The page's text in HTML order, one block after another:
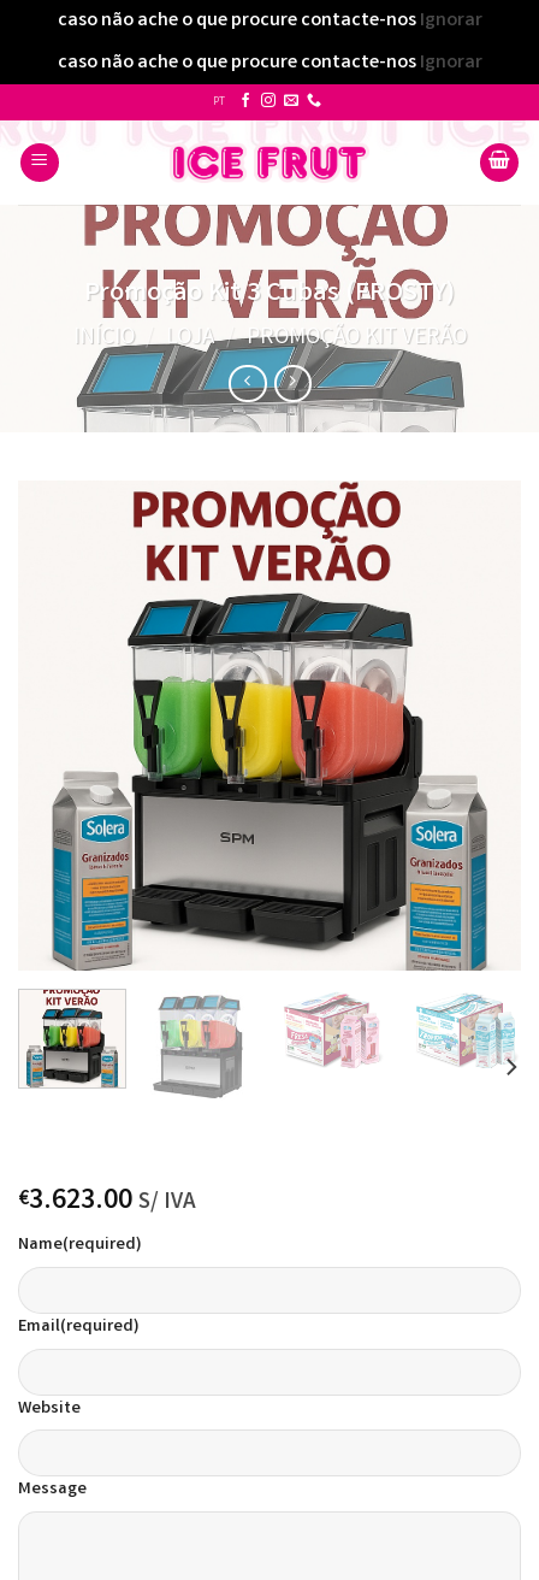
caso não ache o que procure contacte-nosIgnorar
caso não ache o que procure contacte-nosIgnorar
to
content
PT
Promoção Kit 3 Cubas (FROSTY)
INÍCIO / LOJA / PROMOÇÃO KIT VERÃO
€3.623.00S/ IVA
Name(required)
Email(required)
Website
Message